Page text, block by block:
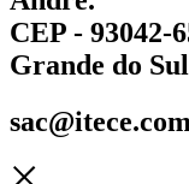
CEP - 93042-
Grande do Sul
sac@itece.com